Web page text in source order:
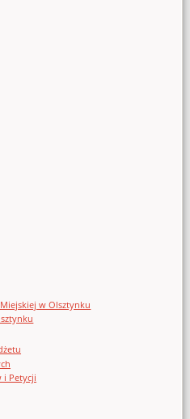
w Olsztynku
i Petycji